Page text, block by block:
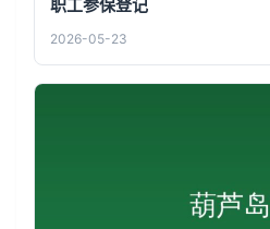
职工参保登记
2026-05-23